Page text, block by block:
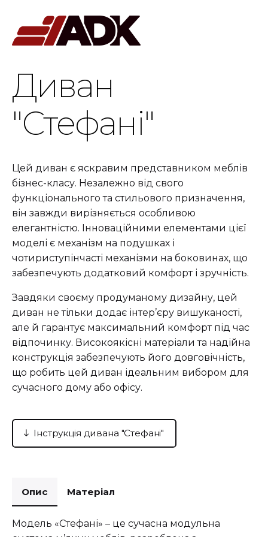
Диван
"Стефані"
Цей диван є яскравим представником меблів
бізнес-класу. Незалежно від свого
функціонального та стильового призначення,
він завжди вирізняється особливою
елегантністю. Інноваційними елементами цієї
моделі є механізм на подушках і
чотириступінчасті механізми на боковинах, що
забезпечують додатковий комфорт і зручність.
Завдяки своєму продуманому дизайну, цей
диван не тільки додає інтер’єру вишуканості,
але й гарантує максимальний комфорт під час
відпочинку. Високоякісні матеріали та надійна
конструкція забезпечують його довговічність,
що робить цей диван ідеальним вибором для
сучасного дому або офісу.
Інструкція дивана "Стефані"
Опис Матеріал
Модель «Стефані» – це сучасна модульна